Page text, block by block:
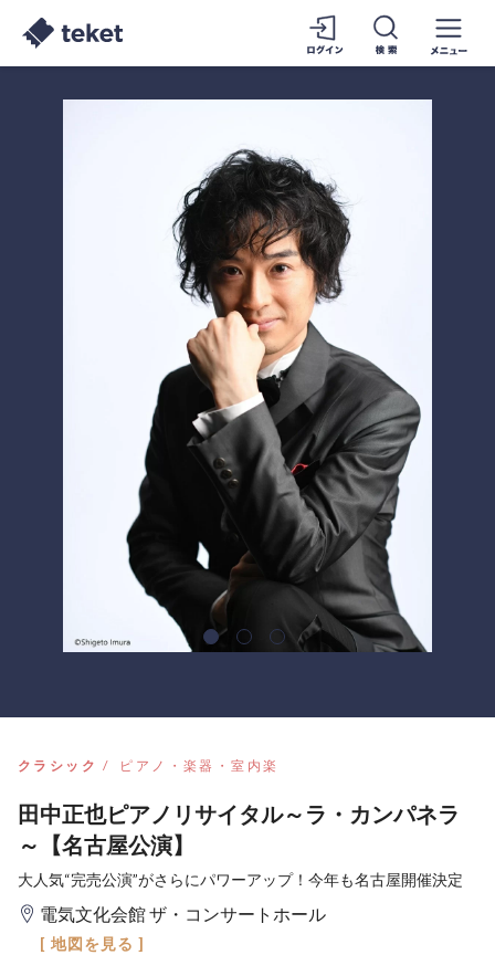
クラシック ピアノ・楽器・室内楽
田中正也ピアノリサイタル～ラ・カンパネラ
～【名古屋公演】
大人気“完売公演”がさらにパワーアップ！今年も名古屋開催決定
電気文化会館 ザ・コンサートホール
[ 地図を見る ]